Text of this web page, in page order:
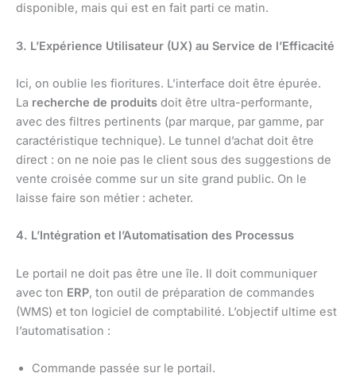
disponible, mais qui est en fait parti ce matin.
3. L’Expérience Utilisateur (UX) au Service de l’Efficacité
Ici, on oublie les fioritures. L’interface doit être épurée.
La recherche de produits doit être ultra-performante,
avec des filtres pertinents (par marque, par gamme, par
caractéristique technique). Le tunnel d’achat doit être
direct : on ne noie pas le client sous des suggestions de
vente croisée comme sur un site grand public. On le
laisse faire son métier : acheter.
4. L’Intégration et l’Automatisation des Processus
Le portail ne doit pas être une île. Il doit communiquer
avec ton ERP, ton outil de préparation de commandes
(WMS) et ton logiciel de comptabilité. L’objectif ultime est
l’automatisation :
Commande passée sur le portail.